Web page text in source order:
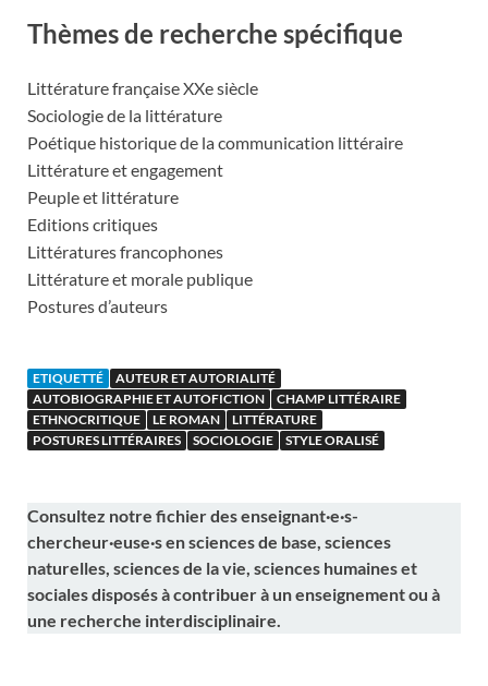
Thèmes de recherche spécifique
Littérature française XXe siècle
Sociologie de la littérature
Poétique historique de la communication littéraire
Littérature et engagement
Peuple et littérature
Editions critiques
Littératures francophones
Littérature et morale publique
Postures d’auteurs
ETIQUETTÉ
AUTEUR ET AUTORIALITÉ
AUTOBIOGRAPHIE ET AUTOFICTION
CHAMP LITTÉRAIRE
ETHNOCRITIQUE
LE ROMAN
LITTÉRATURE
POSTURES LITTÉRAIRES
SOCIOLOGIE STYLE ORALISÉ
Consultez notre fichier des enseignant·e·s-
chercheur·euse·s en sciences de base, sciences
naturelles, sciences de la vie, sciences humaines et
sociales disposés à contribuer à un enseignement ou à
une recherche interdisciplinaire.